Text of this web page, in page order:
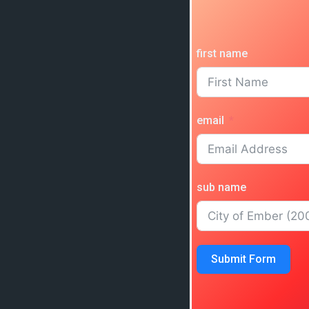
first name
email
sub name
Submit Form